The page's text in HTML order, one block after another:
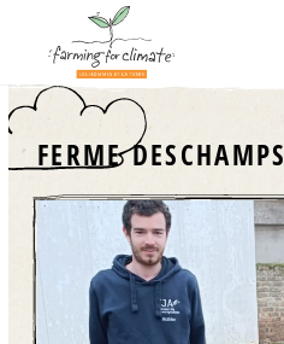
FERME DESCHAMPS